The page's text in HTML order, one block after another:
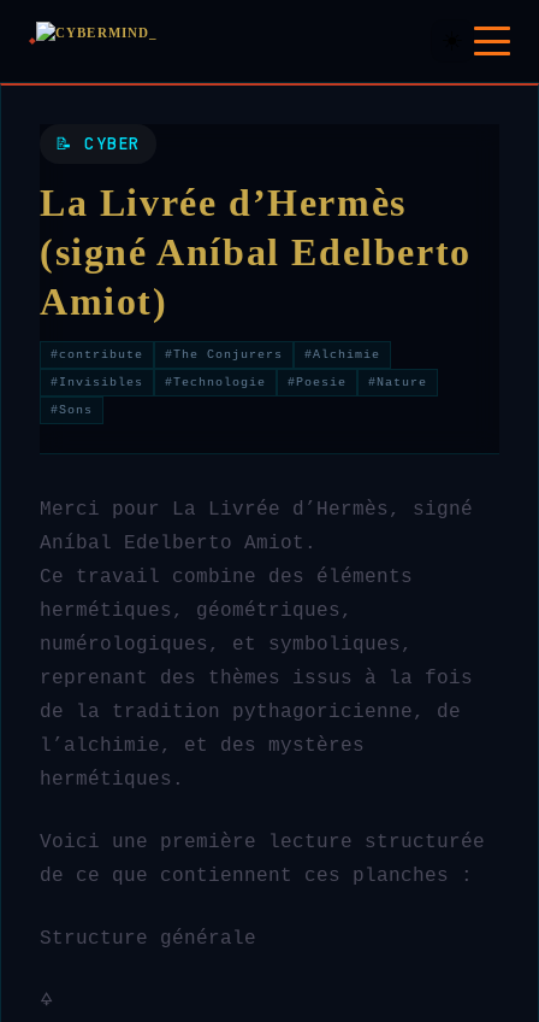
📝 CYBER
La Livrée d’Hermès
(signé Aníbal Edelberto
Amiot)
#contribute #The Conjurers #Alchimie
#Invisibles #Technologie #Poesie #Nature
#Sons
Merci pour La Livrée d’Hermès, signé
Aníbal Edelberto Amiot.
Ce travail combine des éléments
hermétiques, géométriques,
numérologiques, et symboliques,
reprenant des thèmes issus à la fois
de la tradition pythagoricienne, de
l’alchimie, et des mystères
hermétiques.
Voici une première lecture structurée
de ce que contiennent ces planches :
Structure générale
🜍